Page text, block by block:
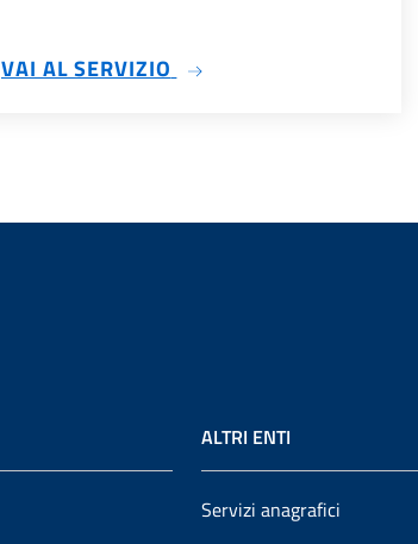
VAI AL SERVIZIO SU ELEZIONI ONLINE
ALTRI ENTI
Servizi anagrafici